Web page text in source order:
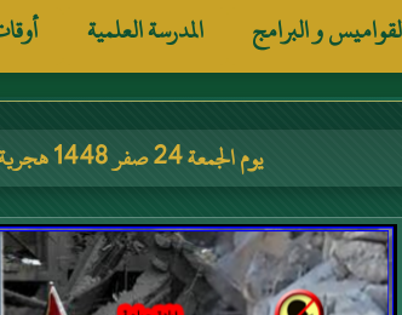
و البرامج المدرسة العلمية
يوم الجمعة 24 صفر 1448 هجرية